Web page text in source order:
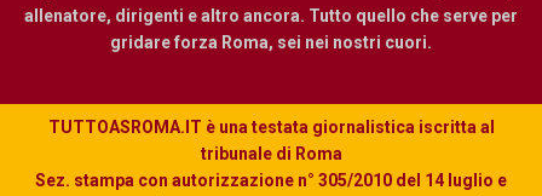
allenatore, dirigenti e altro ancora. Tutto quello che serve per
gridare forza Roma, sei nei nostri cuori.
TUTTOASROMA.IT è una testata giornalistica iscritta al
tribunale di Roma
Sez. stampa con autorizzazione n° 305/2010 del 14 luglio e